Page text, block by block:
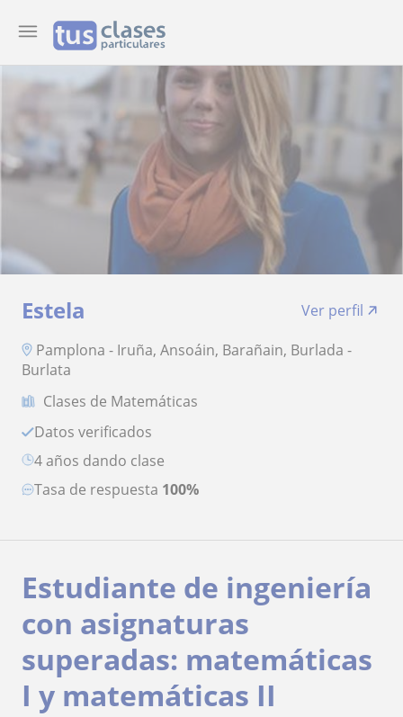
Estela
Ver perfil
Pamplona - Iruña, Ansoáin, Barañain, Burlada -
Burlata
Clases de Matemáticas
Datos verificados
4 años dando clase
Tasa de respuesta 100%
Estudiante de ingeniería
con asignaturas
superadas: matemáticas
I y matemáticas II